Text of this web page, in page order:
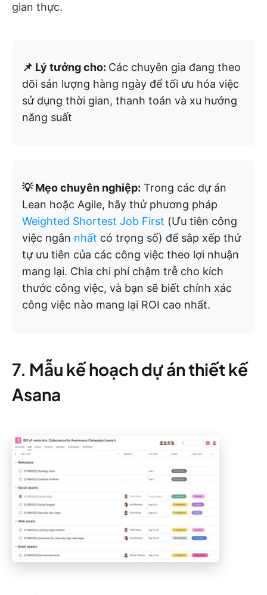
gian thực.
📌 Lý tưởng cho: Các chuyên gia đang theo
dõi sản lượng hàng ngày để tối ưu hóa việc
sử dụng thời gian, thanh toán và xu hướng
năng suất
💡 Mẹo chuyên nghiệp: Trong các dự án
Lean hoặc Agile, hãy thử phương pháp
Weighted Shortest Job First (Ưu tiên công
việc ngắn nhất có trọng số) để sắp xếp thứ
tự ưu tiên của các công việc theo lợi nhuận
mang lại. Chia chi phí chậm trễ cho kích
thước công việc, và bạn sẽ biết chính xác
công việc nào mang lại ROI cao nhất.
7. Mẫu kế hoạch dự án thiết kế
Asana